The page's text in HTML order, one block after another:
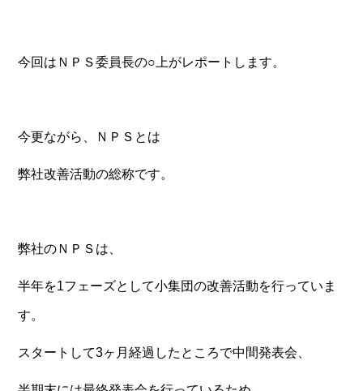
今回はＮＰＳ委員長の○上がレポートします。
今更ながら、ＮＰＳとは
弊社改善活動の総称です。
弊社のＮＰＳは、
半年を1フェーズとして小集団の改善活動を行っていま
す。
スタートして3ヶ月経過したところで中間発表会、